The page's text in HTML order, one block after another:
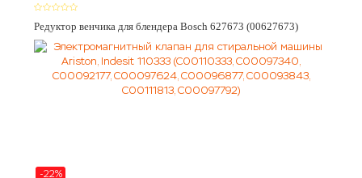
Редуктор венчика для блендера Bosch 627673 (00627673)
-22%